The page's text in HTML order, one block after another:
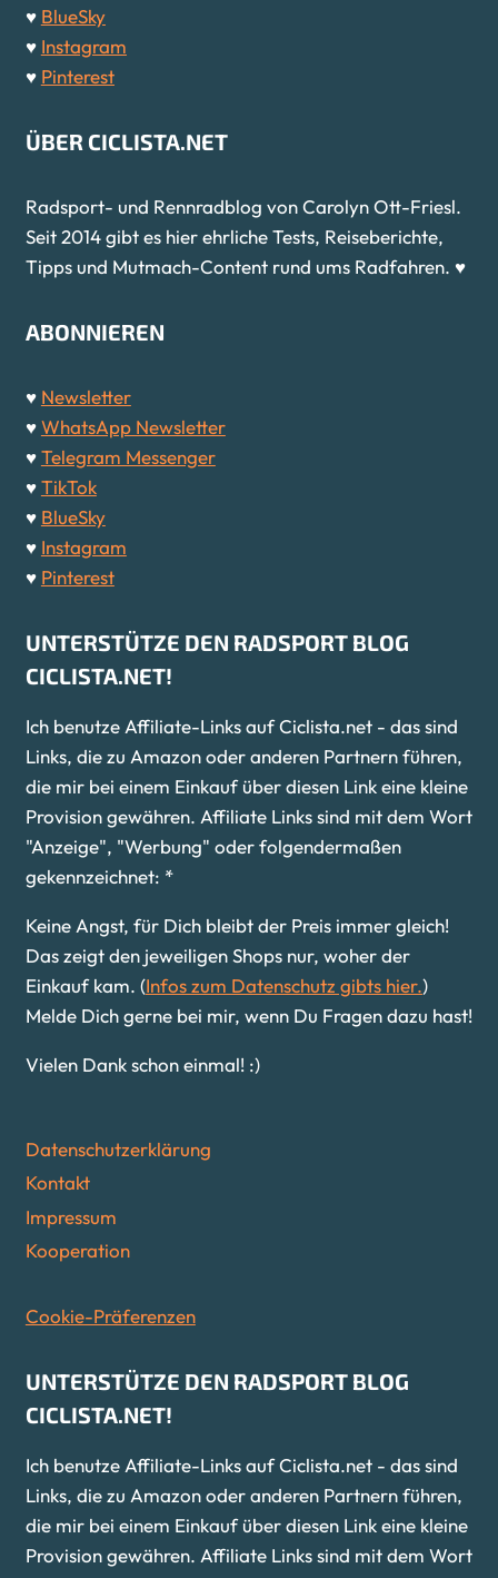
♥ BlueSky
♥ Instagram
♥ Pinterest
ÜBER CICLISTA.NET
Radsport- und Rennradblog von Carolyn Ott-Friesl.
Seit 2014 gibt es hier ehrliche Tests, Reiseberichte,
Tipps und Mutmach-Content rund ums Radfahren. ♥
ABONNIEREN
♥ Newsletter
♥WhatsApp Newsletter
♥Telegram Messenger
♥TikTok
♥ BlueSky
♥ Instagram
♥ Pinterest
UNTERSTÜTZE DEN RADSPORT BLOG
CICLISTA.NET!
Ich benutze Affiliate-Links auf Ciclista.net - das sind
Links, die zu Amazon oder anderen Partnern führen,
die mir bei einem Einkauf über diesen Link eine kleine
Provision gewähren. Affiliate Links sind mit dem Wort
"Anzeige", "Werbung" oder folgendermaßen
gekennzeichnet: *
Keine Angst, für Dich bleibt der Preis immer gleich!
Das zeigt den jeweiligen Shops nur, woher der
Einkauf kam. (Infos zum Datenschutz gibts hier.)
Melde Dich gerne bei mir, wenn Du Fragen dazu hast!
Vielen Dank schon einmal! :)
Datenschutzerklärung
Kontakt
Impressum
Kooperation
Cookie-Präferenzen
UNTERSTÜTZE DEN RADSPORT BLOG
CICLISTA.NET!
Ich benutze Affiliate-Links auf Ciclista.net - das sind
Links, die zu Amazon oder anderen Partnern führen,
die mir bei einem Einkauf über diesen Link eine kleine
Provision gewähren. Affiliate Links sind mit dem Wort